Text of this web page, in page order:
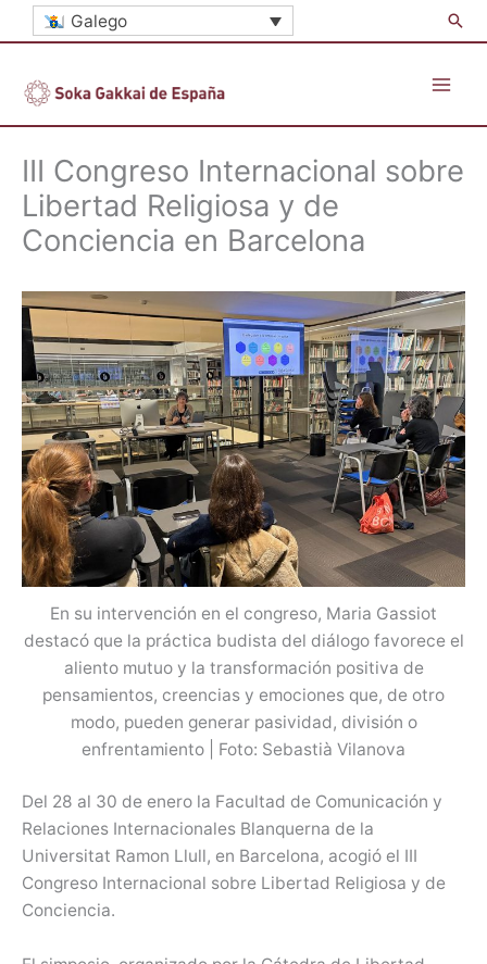
ao
Galego
III Congreso Internacional sobre
Libertad Religiosa y de
Conciencia en Barcelona
En su intervención en el congreso, Maria Gassiot
destacó que la práctica budista del diálogo favorece el
aliento mutuo y la transformación positiva de
pensamientos, creencias y emociones que, de otro
modo, pueden generar pasividad, división o
enfrentamiento | Foto: Sebastià Vilanova
Del 28 al 30 de enero la Facultad de Comunicación y
Relaciones Internacionales Blanquerna de la
Universitat Ramon Llull, en Barcelona, acogió el III
Congreso Internacional sobre Libertad Religiosa y de
Conciencia.